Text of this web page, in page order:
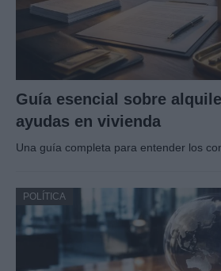
Guía esencial sobre
ayudas en vivienda
Una guía completa para entender los
POLÍTICA